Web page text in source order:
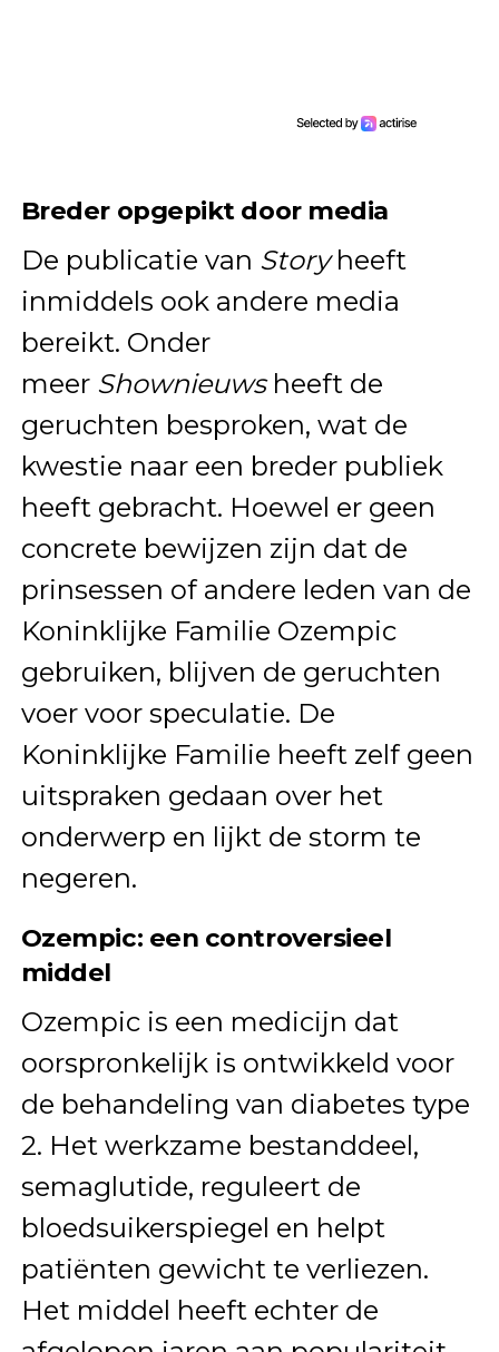
Breder opgepikt door media
De publicatie van Storyheeft
inmiddels ook andere media
bereikt. Onder
meer Shownieuwsheeft de
geruchten besproken, wat de
kwestie naar een breder publiek
heeft gebracht. Hoewel er geen
concrete bewijzen zijn dat de
prinsessen of andere leden van de
Koninklijke Familie Ozempic
gebruiken, blijven de geruchten
voer voor speculatie. De
Koninklijke Familie heeft zelf geen
uitspraken gedaan over het
onderwerp en lijkt de storm te
negeren.
Ozempic: een controversieel
middel
Ozempic is een medicijn dat
oorspronkelijk is ontwikkeld voor
de behandeling van diabetes type
2. Het werkzame bestanddeel,
semaglutide, reguleert de
bloedsuikerspiegel en helpt
patiënten gewicht te verliezen.
Het middel heeft echter de